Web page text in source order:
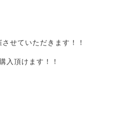
せていただきます！！
入頂けます！！